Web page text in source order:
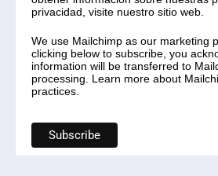
privacidad, visite nuestro sitio web.
We use Mailchimp as our marketing
clicking below to subscribe, you
information will be transferred to
processing. Learn more about
practices.